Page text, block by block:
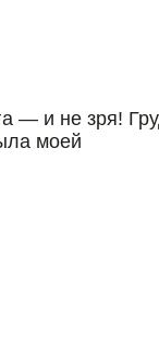
— и не зря!
моей